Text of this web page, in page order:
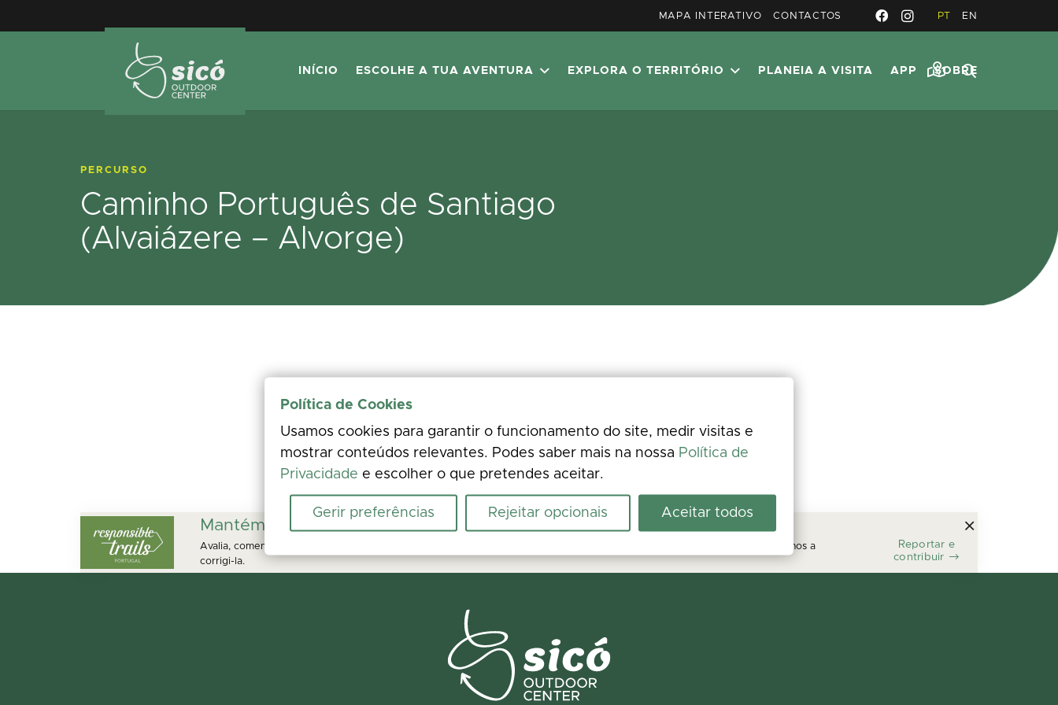
MAPA INTERATIVO CONTACTOS PT EN
INÍCIO ESCOLHE A TUA AVENTURA EXPLORA O TERRITÓRIO PLANEIA A VISITA APP SOBRE
PERCURSO
Caminho Português de Santiago
(Alvaiázere – Alvorge)
Mantém este percurso seguro
Avalia, comenta e partilha fotos. Encontraste um problema no terreno? Reporta a ocorrência em poucos segundos e ajuda-nos a
corrigi-la.
Reportar e
contribuir
Política de Cookies
Usamos cookies para garantir o funcionamento do site, medir visitas e
mostrar conteúdos relevantes. Podes saber mais na nossa Política de
Privacidade e escolher o que pretendes aceitar.
Gerir preferências Rejeitar opcionais Aceitar todos